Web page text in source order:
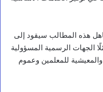
هذه المطالب سيقود إلى
الجهات الرسمية المسؤولية
والمعيشية للمعلمين وعموم